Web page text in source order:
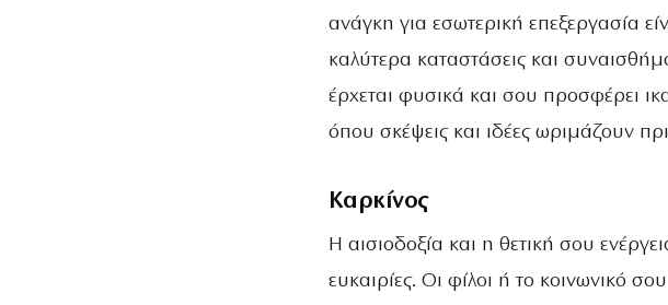
ανάγκη για εσωτερική επεξεργασία
καλύτερα καταστάσεις και
έρχεται φυσικά και σου προσφέρει
όπου σκέψεις και ιδέες ωριμάζουν
Καρκίνος
Η αισιοδοξία και η θετική σου
ευκαιρίες. Οι φίλοι ή το κοινωνικό